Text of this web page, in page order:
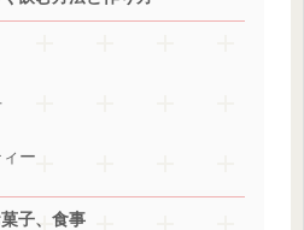
ー
子、食事